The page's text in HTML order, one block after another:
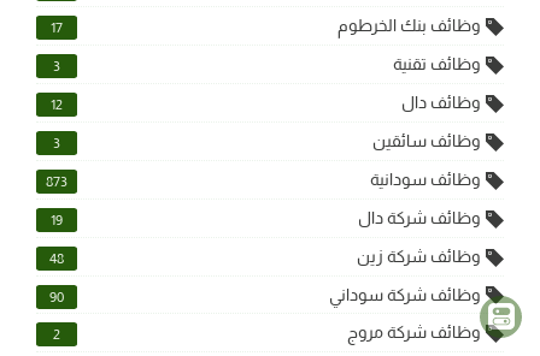
وظائف بنك الخرطوم 17
وظائف تقنية 3
وظائف دال 12
وظائف سائقين 3
وظائف سودانية 873
وظائف شركة دال 19
وظائف شركة زين 48
وظائف شركة سوداني 90
وظائف شركة مروج 2